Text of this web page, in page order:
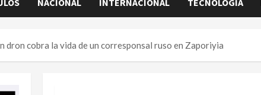
NACIONAL INTERNACIONAL TECNOLOGÍA
dron cobra la vida de un corresponsal ruso en Zaporiyia